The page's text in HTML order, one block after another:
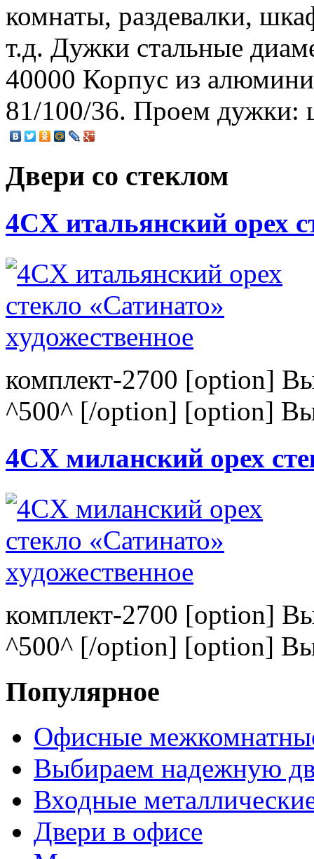
комнаты, раздевалки,
т.д. Дужки стальные
40000 Корпус из
81/100/36. Проем дужки:
Двери со стеклом
4CХ итальянский орех
комплект-2700 [option]
^500^ [/option] [option]
4CХ миланский орех
комплект-2700 [option]
^500^ [/option] [option]
Популярное
Офисные
Выбираем надежную
Входные
Двери в офисе